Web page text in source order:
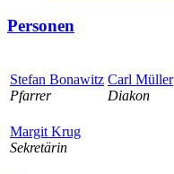
Personen
Stefan Bonawitz
Pfarrer
Carl Müller
Diakon
Margit Krug
Sekretärin